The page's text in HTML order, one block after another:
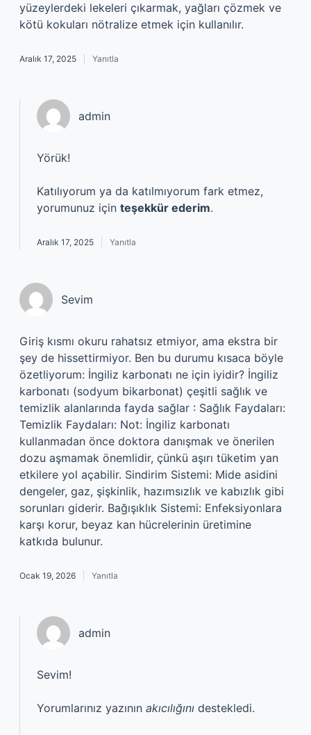
yüzeylerdeki lekeleri çıkarmak, yağları çözmek ve
kötü kokuları nötralize etmek için kullanılır.
Aralık 17, 2025 Yanıtla
admin
Yörük!
Katılıyorum ya da katılmıyorum fark etmez,
yorumunuz için teşekkür ederim.
Aralık 17, 2025 Yanıtla
Sevim
Giriş kısmı okuru rahatsız etmiyor, ama ekstra bir
şey de hissettirmiyor. Ben bu durumu kısaca böyle
özetliyorum: İngiliz karbonatı ne için iyidir? İngiliz
karbonatı (sodyum bikarbonat) çeşitli sağlık ve
temizlik alanlarında fayda sağlar : Sağlık Faydaları:
Temizlik Faydaları: Not: İngiliz karbonatı
kullanmadan önce doktora danışmak ve önerilen
dozu aşmamak önemlidir, çünkü aşırı tüketim yan
etkilere yol açabilir. Sindirim Sistemi: Mide asidini
dengeler, gaz, şişkinlik, hazımsızlık ve kabızlık gibi
sorunları giderir. Bağışıklık Sistemi: Enfeksiyonlara
karşı korur, beyaz kan hücrelerinin üretimine
katkıda bulunur.
Ocak 19, 2026 Yanıtla
admin
Sevim!
Yorumlarınız yazının akıcılığını destekledi.